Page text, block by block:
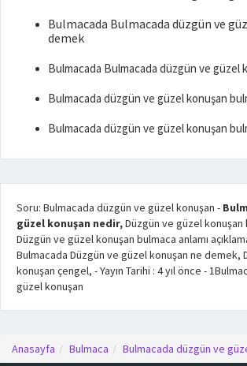
Bulmacada Bulmacada düzgün ve
demek
Bulmacada Bulmacada düzgün ve güzel
Bulmacada düzgün ve güzel konuşan
Bulmacada düzgün ve güzel konuşan
Soru: Bulmacada düzgün ve güzel konuşan -
güzel konuşan nedir,Düzgün ve güzel konuşan
Düzgün ve güzel konuşan bulmaca anlamı
Bulmacada Düzgün ve güzel konuşan ne demek,
konuşan çengel, - Yayın Tarihi : 4 yıl önce -1
güzel konuşan
Anasayfa Bulmaca Bulmacada düzgün ve